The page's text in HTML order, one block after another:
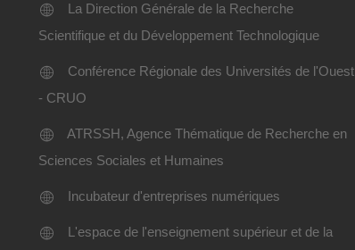
La Direction Générale de la Recherche
Scientifique et du Développement Technologique
Conférence Régionale des Universités de l'Ouest
- CRUO
ATRSSH, Agence Thématique de Recherche en
Sciences Sociales et Humaines
Incubateur d'entreprises numériques
L'espace de l'enseignement supérieur et de la